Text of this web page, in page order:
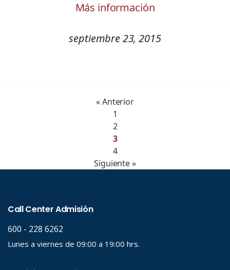
Más información
septiembre 23, 2015
« Anterior
1
2
3
4
Siguiente »